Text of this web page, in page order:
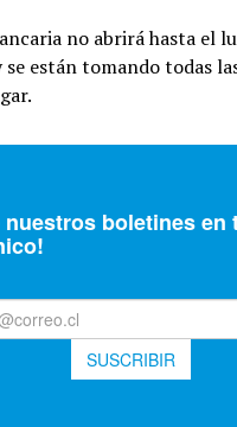
no abrirá hasta el
se están tomando todas